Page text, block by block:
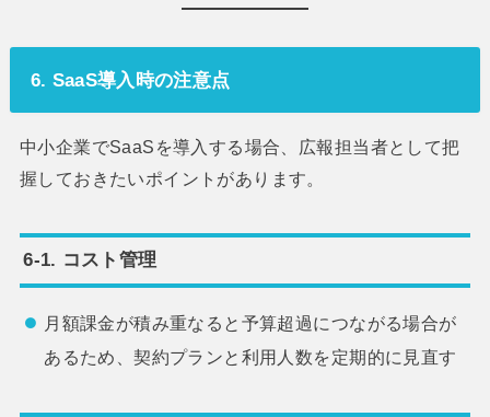
6. SaaS導入時の注意点
中小企業でSaaSを導入する場合、広報担当者として把
握しておきたいポイントがあります。
6-1. コスト管理
月額課金が積み重なると予算超過につながる場合が
あるため、契約プランと利用人数を定期的に見直す